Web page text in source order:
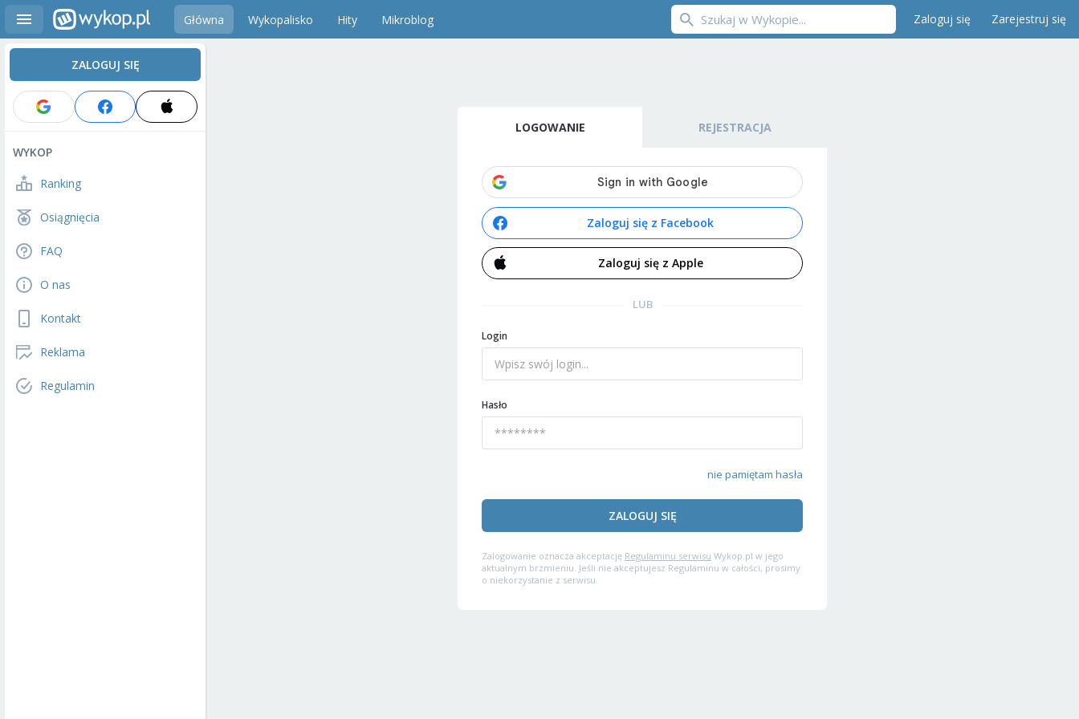
Główna Wykopalisko Hity Mikroblog Zaloguj się Zarejestruj się
ZALOGUJ SIĘ
WYKOP
Ranking
Osiągnięcia
FAQ
O nas
Kontakt
Reklama
Regulamin
LOGOWANIE REJESTRACJA
Zaloguj się z Facebook
Zaloguj się z Apple
LUB
Login
Hasło
nie pamiętam hasła
ZALOGUJ SIĘ
Zalogowanie oznacza akceptację Regulaminu serwisu Wykop.pl w jego
aktualnym brzmieniu. Jeśli nie akceptujesz Regulaminu w całości, prosimy
o niekorzystanie z serwisu.